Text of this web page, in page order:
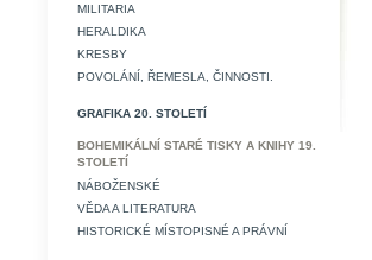
MILITARIA
HERALDIKA
KRESBY
POVOLÁNÍ, ŘEMESLA, ČINNOSTI.
GRAFIKA 20. STOLETÍ
BOHEMIKÁLNÍ STARÉ TISKY A KNIHY 19.
STOLETÍ
NÁBOŽENSKÉ
VĚDA A LITERATURA
HISTORICKÉ MÍSTOPISNÉ A PRÁVNÍ